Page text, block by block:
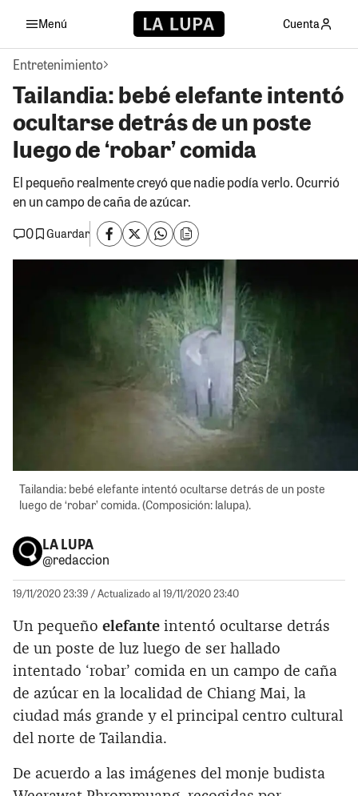
Menú Cuenta
Entretenimiento
Tailandia: bebé elefante intentó
ocultarse detrás de un poste
luego de ‘robar’ comida
El pequeño realmente creyó que nadie podía verlo. Ocurrió
en un campo de caña de azúcar.
0
Guardar
Tailandia: bebé elefante intentó ocultarse detrás de un poste
luego de ‘robar’ comida. (Composición: lalupa).
LA LUPA
@redaccion
19/11/2020 23:39 / Actualizado al 19/11/2020 23:40
Un pequeño elefante intentó ocultarse detrás
de un poste de luz luego de ser hallado
intentado ‘robar’ comida en un campo de caña
de azúcar en la localidad de Chiang Mai, la
ciudad más grande y el principal centro cultural
del norte de Tailandia.
De acuerdo a las imágenes del monje budista